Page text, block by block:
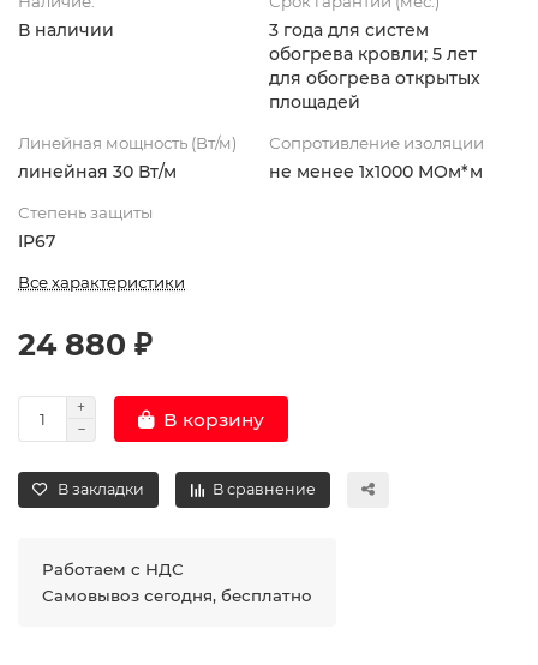
В наличии
3 года для систем
обогрева кровли; 5 лет
для обогрева открытых
площадей
Линейная мощность (Вт/м)
линейная 30 Вт/м
Сопротивление изоляции
не менее 1х1000 МОм*м
Степень защиты
IP67
Все характеристики
24 880 ₽
В корзину
В закладки В сравнение
Работаем с НДС
Самовывоз сегодня, бесплатно